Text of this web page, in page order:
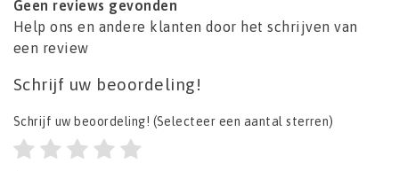
Geen reviews gevonden
Help ons en andere klanten door het schrijven van
een review
Schrijf uw beoordeling!
Schrijf uw beoordeling! (Selecteer een aantal sterren)